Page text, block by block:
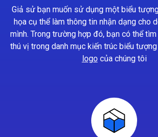
Giả sử bạn muốn sử dụng một biểu
họa cụ thể làm thông tin nhận dạng cho
mình. Trong trường hợp đó, bạn có thể
thú vị trong danh mục kiến trúc biểu
logo của chúng tôi